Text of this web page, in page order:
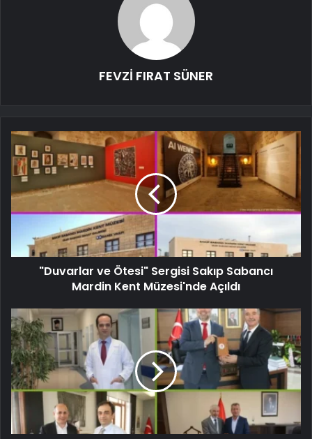
FEVZİ FIRAT SÜNER
"Duvarlar ve Ötesi" Sergisi Sakıp Sabancı
Mardin Kent Müzesi'nde Açıldı